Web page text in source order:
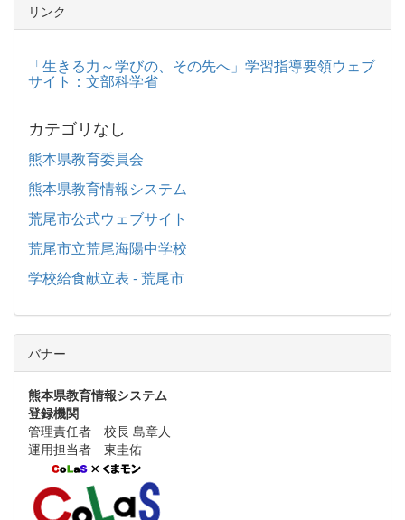
リンク
「生きる力～学びの、その先へ」学習指導要領ウェブ
サイト：文部科学省
カテゴリなし
熊本県教育委員会
熊本県教育情報システム
荒尾市公式ウェブサイト
荒尾市立荒尾海陽中学校
学校給食献立表 - 荒尾市
バナー
熊本県教育情報システム
登録機関
管理責任者 校長 島章人
運用担当者 東圭佑